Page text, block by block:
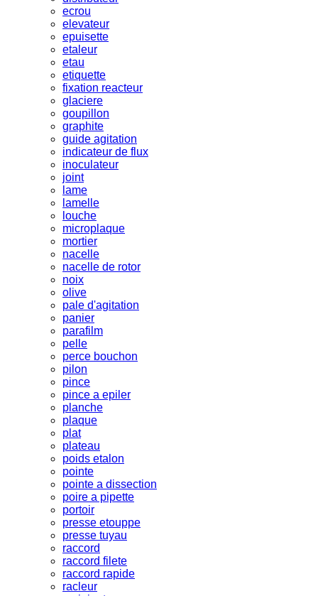
ecrou
elevateur
epuisette
etaleur
etau
etiquette
fixation reacteur
glaciere
goupillon
graphite
guide agitation
indicateur de flux
inoculateur
joint
lame
lamelle
louche
microplaque
mortier
nacelle
nacelle de rotor
noix
olive
pale d'agitation
panier
parafilm
pelle
perce bouchon
pilon
pince
pince a epiler
planche
plaque
plat
plateau
poids etalon
pointe
pointe a dissection
poire a pipette
portoir
presse etouppe
presse tuyau
raccord
raccord filete
raccord rapide
racleur